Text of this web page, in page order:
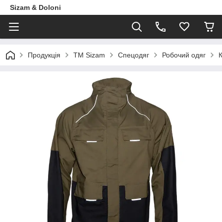
Sizam & Doloni
Продукцiя ТМ Sizam Спецодяг Робочий одяг